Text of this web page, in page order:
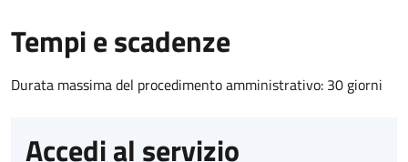
Tempi e scadenze
Durata massima del procedimento amministrativo: 30 giorni
Accedi al servizio